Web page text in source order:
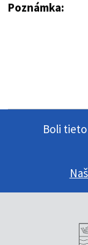
Poznámka:
Boli